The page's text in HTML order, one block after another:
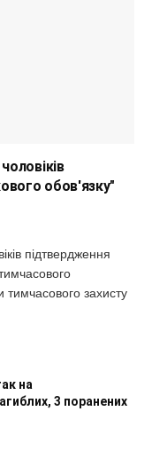
обов'язку"
підтвердження
захисту
на
3 поранених